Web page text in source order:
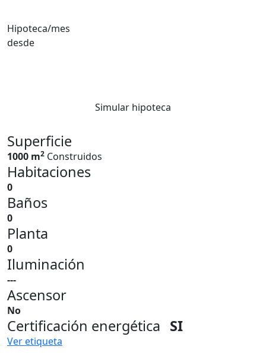
Hipoteca/mes
desde
Simular hipoteca
Superficie
1000 m2 Construidos
Habitaciones
0
Baños
0
Planta
0
Iluminación
---
Ascensor
No
Certificación energética SI
Ver etiqueta